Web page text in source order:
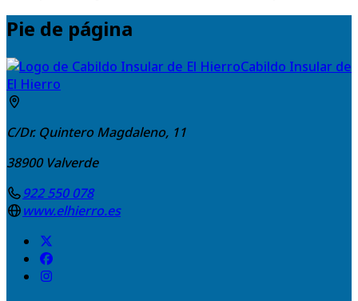
Pie de página
Cabildo Insular de
El Hierro
C/Dr. Quintero Magdaleno, 11
38900 Valverde
922 550 078
www.elhierro.es